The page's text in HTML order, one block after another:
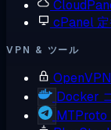
cPanel
VPN & ツール
Docker
MTProto